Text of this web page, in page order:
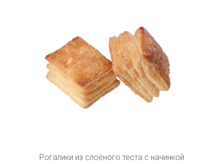
Рогалики из слоёного теста с начинкой